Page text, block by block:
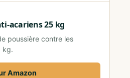
acariens 25 kg
poussière contre les
kg.
Amazon